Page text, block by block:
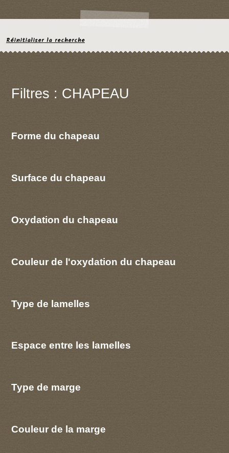
Réinitialiser la recherche
Filtres : CHAPEAU
Forme du chapeau
Surface du chapeau
Oxydation du chapeau
Couleur de l'oxydation du chapeau
Type de lamelles
Espace entre les lamelles
Type de marge
Couleur de la marge